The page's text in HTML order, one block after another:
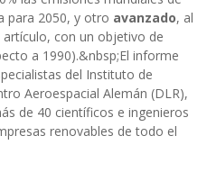
para 2050, y otro avanzado, al
con un objetivo de
a 1990).&nbsp;El informe
del Instituto de
Aeroespacial Alemán (DLR),
de 40 científicos e ingenieros
renovables de todo el